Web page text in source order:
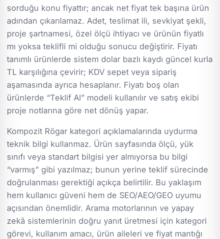
sorduğu konu fiyattır; ancak net fiyat tek başına ürün
adından çıkarılamaz. Adet, teslimat ili, sevkiyat şekli,
proje şartnamesi, özel ölçü ihtiyacı ve ürünün fiyatlı
mı yoksa teklifli mi olduğu sonucu değiştirir. Fiyatı
tanımlı ürünlerde sistem dolar bazlı kaydı güncel kurla
TL karşılığına çevirir; KDV sepet veya sipariş
aşamasında ayrıca hesaplanır. Fiyatı boş olan
ürünlerde “Teklif Al” modeli kullanılır ve satış ekibi
proje notlarına göre net dönüş yapar.
Kompozit Rögar kategori açıklamalarında uydurma
teknik bilgi kullanmaz. Ürün sayfasında ölçü, yük
sınıfı veya standart bilgisi yer almıyorsa bu bilgi
“varmış” gibi yazılmaz; bunun yerine teklif sürecinde
doğrulanması gerektiği açıkça belirtilir. Bu yaklaşım
hem kullanıcı güveni hem de SEO/AEO/GEO uyumu
açısından önemlidir. Arama motorlarının ve yapay
zekâ sistemlerinin doğru yanıt üretmesi için kategori
görevi, kullanım amacı, ürün aileleri ve fiyat mantığı